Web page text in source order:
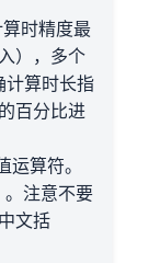
时精度最
），多个
计算时长指
百分比进
运算符。
。注意不要
文括